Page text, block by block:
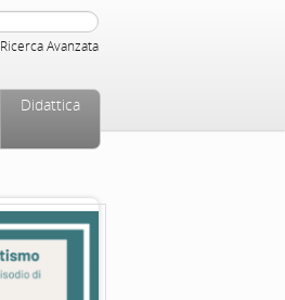
Ricerca Avanzata
Didattica